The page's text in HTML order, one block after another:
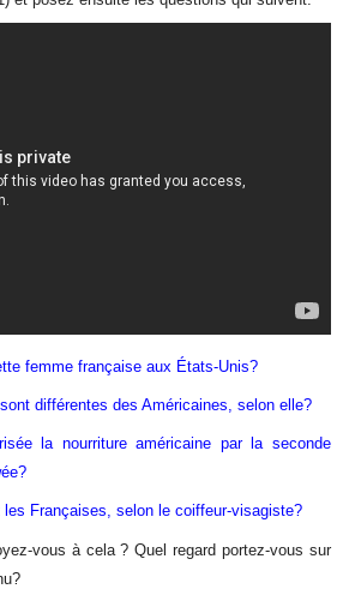
femme française aux États-Unis?
différentes des Américaines, selon elle?
la nourriture américaine par la seconde
Françaises, selon le coiffeur-visagiste?
vous à cela ? Quel regard portez-vous sur